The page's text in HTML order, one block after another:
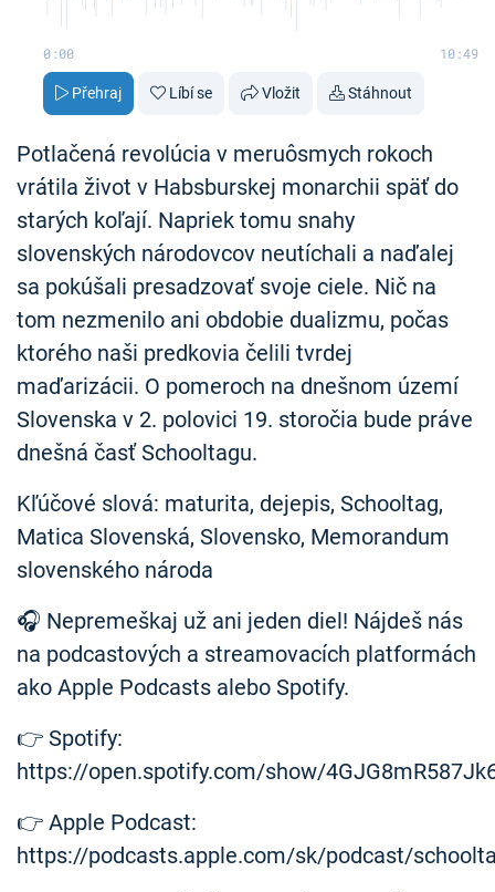
0:00 10:49
Přehraj Líbí se Vložit Stáhnout
Potlačená revolúcia v meruôsmych rokoch
vrátila život v Habsburskej monarchii späť do
starých koľají. Napriek tomu snahy
slovenských národovcov neutíchali a naďalej
sa pokúšali presadzovať svoje ciele. Nič na
tom nezmenilo ani obdobie dualizmu, počas
ktorého naši predkovia čelili tvrdej
maďarizácii. O pomeroch na dnešnom území
Slovenska v 2. polovici 19. storočia bude práve
dnešná časť Schooltagu.
Kľúčové slová: maturita, dejepis, Schooltag,
Matica Slovenská, Slovensko, Memorandum
slovenského národa
🎧 Nepremeškaj už ani jeden diel! Nájdeš nás
na podcastových a streamovacích platformách
ako Apple Podcasts alebo Spotify.
👉 Spotify:
https://open.spotify.com/show/
👉 Apple Podcast:
https://podcasts.apple.com/sk/podcast/